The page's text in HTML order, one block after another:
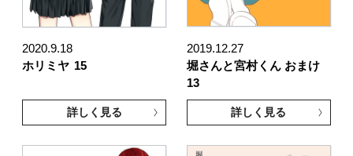
2020.9.18
ホリミヤ 15
詳しく見る
2019.12.27
堀さんと宮村くん おまけ
13
詳しく見る